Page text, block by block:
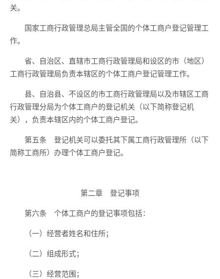
关。
国家工商行政管理总局主管全国的个体工商户登记管理工
作。
省、自治区、直辖市工商行政管理局和设区的市（地区）
工商行政管理局负责本辖区的个体工商户登记管理工作。
县、自治县、不设区的市工商行政管理局以及市辖区工商
行政管理分局为个体工商户的登记机关（以下简称登记机
关），负责本辖区内的个体工商户登记。
第五条 登记机关可以委托其下属工商行政管理所（以下
简称工商所）办理个体工商户登记。
第二章 登记事项
第六条 个体工商户的登记事项包括：
（一）经营者姓名和住所；
（二）组成形式；
（三）经营范围；